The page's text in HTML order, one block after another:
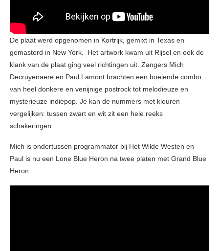
De plaat werd opgenomen in Kortrijk, gemixt in Texas en
gemasterd in New York. Het artwork kwam uit Rijsel en ook de
klank van de plaat ging veel richtingen uit. Zangers Mich
Decruyenaere en Paul Lamont brachten een boeiende combo
van heel donkere en venijnige postrock tot melodieuze en
mysterieuze indiepop. Je kan de nummers met kleuren
vergelijken: tussen zwart en wit zit een hele reeks
schakeringen.
Mich is ondertussen programmator bij Het Wilde Westen en
Paul is nu een Lone Blue Heron na twee platen met Grand Blue
Heron.